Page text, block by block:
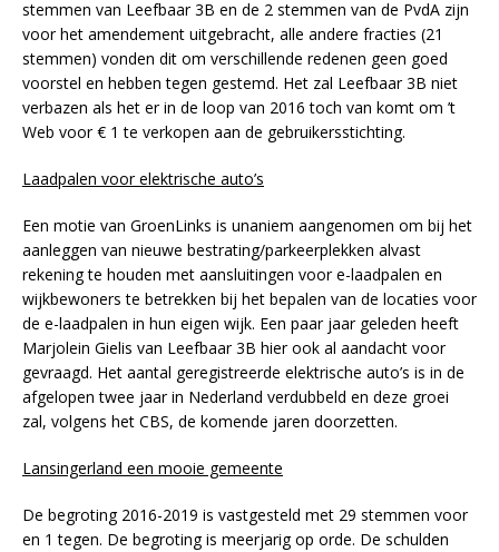
stemmen van Leefbaar 3B en de 2 stemmen van de PvdA zijn
voor het amendement uitgebracht, alle andere fracties (21
stemmen) vonden dit om verschillende redenen geen goed
voorstel en hebben tegen gestemd. Het zal Leefbaar 3B niet
verbazen als het er in de loop van 2016 toch van komt om ’t
Web voor € 1 te verkopen aan de gebruikersstichting.
Laadpalen voor elektrische auto’s
Een motie van GroenLinks is unaniem aangenomen om bij het
aanleggen van nieuwe bestrating/parkeerplekken alvast
rekening te houden met aansluitingen voor e-laadpalen en
wijkbewoners te betrekken bij het bepalen van de locaties voor
de e-laadpalen in hun eigen wijk. Een paar jaar geleden heeft
Marjolein Gielis van Leefbaar 3B hier ook al aandacht voor
gevraagd. Het aantal geregistreerde elektrische auto’s is in de
afgelopen twee jaar in Nederland verdubbeld en deze groei
zal, volgens het CBS, de komende jaren doorzetten.
Lansingerland een mooie gemeente
De begroting 2016-2019 is vastgesteld met 29 stemmen voor
en 1 tegen. De begroting is meerjarig op orde. De schulden